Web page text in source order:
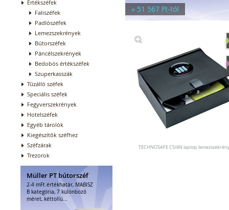
Értékszéfek
Faliszéfek
Padlószéfek
Lemezszekrények
Bútorszéfek
Páncélszekrények
Bedobós értékszéfek
Szuperkasszák
Tűzálló széfek
Speciális széfek
Fegyverszekrények
Hotelszéfek
Egyéb tárolók
Kiegészítők széfhez
Széfzárak
Trezorok
Müller PT bútorszéf
2-4 mFt értékhatár, MABISZ
B kategória, 7 különböző
méret, kéttollú...
» 51 567 Ft-tól
TECHNOSAFE CS/4N laptop